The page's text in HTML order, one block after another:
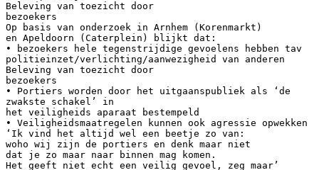
Beleving van toezicht door
bezoekers
Op basis van onderzoek in Arnhem (Korenmarkt)
en Apeldoorn (Caterplein) blijkt dat:
• bezoekers hele tegenstrijdige gevoelens hebben tav
politieinzet/verlichting/aanwezigheid van anderen
Beleving van toezicht door
bezoekers
• Portiers worden door het uitgaanspubliek als ‘de
zwakste schakel’ in
het veiligheids aparaat bestempeld
• Veiligheidsmaatregelen kunnen ook agressie opwekken
‘Ik vind het altijd wel een beetje zo van:
woho wij zijn de portiers en denk maar niet
dat je zo maar naar binnen mag komen.
Het geeft niet echt een veilig gevoel, zeg maar’